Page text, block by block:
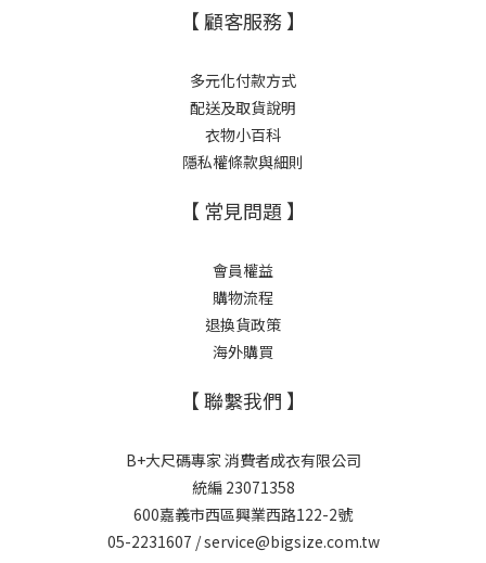
【 顧客服務 】
多元化付款方式
配送及取貨說明
衣物小百科
隱私權條款與細則
【 常見問題 】
會員權益
購物流程
退換貨政策
海外購買
【 聯繫我們 】
B+大尺碼專家 消費者成衣有限公司
統編 23071358
600嘉義市西區興業西路122-2號
05-2231607 / service@bigsize.com.tw